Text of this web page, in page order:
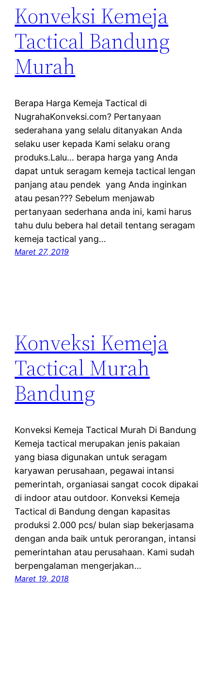
Konveksi Kemeja
Tactical Bandung
Murah
Berapa Harga Kemeja Tactical di
NugrahaKonveksi.com? Pertanyaan
sederahana yang selalu ditanyakan Anda
selaku user kepada Kami selaku orang
produks.Lalu… berapa harga yang Anda
dapat untuk seragam kemeja tactical lengan
panjang atau pendek yang Anda inginkan
atau pesan??? Sebelum menjawab
pertanyaan sederhana anda ini, kami harus
tahu dulu bebera hal detail tentang seragam
kemeja tactical yang…
Maret 27, 2019
Konveksi Kemeja
Tactical Murah
Bandung
Konveksi Kemeja Tactical Murah Di Bandung
Kemeja tactical merupakan jenis pakaian
yang biasa digunakan untuk seragam
karyawan perusahaan, pegawai intansi
pemerintah, organiasai sangat cocok dipakai
di indoor atau outdoor. Konveksi Kemeja
Tactical di Bandung dengan kapasitas
produksi 2.000 pcs/ bulan siap bekerjasama
dengan anda baik untuk perorangan, intansi
pemerintahan atau perusahaan. Kami sudah
berpengalaman mengerjakan…
Maret 19, 2018